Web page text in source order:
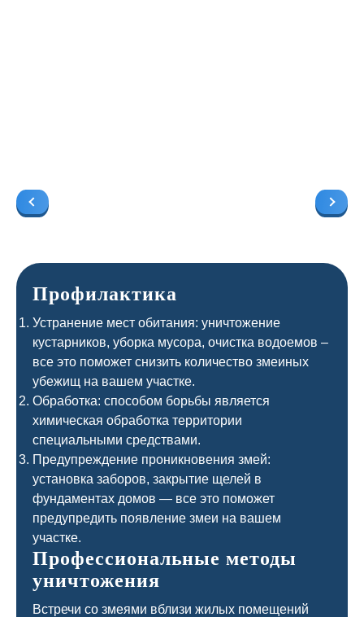
Профилактика
Устранение мест обитания: уничтожение
кустарников, уборка мусора, очистка водоемов –
все это поможет снизить количество змеиных
убежищ на вашем участке.
Обработка: способом борьбы является
химическая обработка территории
специальными средствами.
Предупреждение проникновения змей:
установка заборов, закрытие щелей в
фундаментах домов — все это поможет
предупредить появление змеи на вашем
участке.
Профессиональные методы
уничтожения
Встречи со змеями вблизи жилых помещений